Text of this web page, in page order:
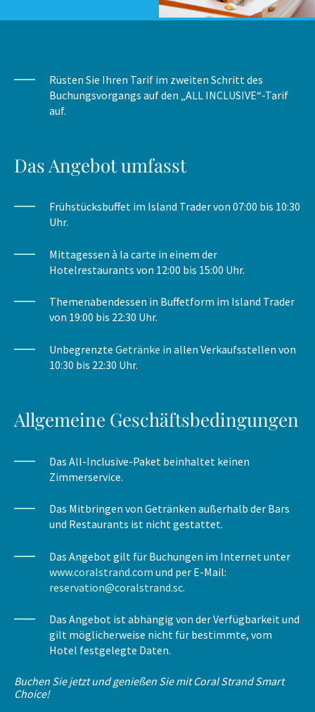
Rüsten Sie Ihren Tarif im zweiten Schritt des
Buchungsvorgangs auf den „ALL INCLUSIVE“-Tarif
auf.
Das Angebot umfasst
Frühstücksbuffet im Island Trader von 07:00 bis 10:30
Uhr.
Mittagessen à la carte in einem der
Hotelrestaurants von 12:00 bis 15:00 Uhr.
Themenabendessen in Buffetform im Island Trader
von 19:00 bis 22:30 Uhr.
UnbegrenzteGetränke in allen Verkaufsstellen von
10:30 bis 22:30 Uhr.
Allgemeine Geschäftsbedingungen
Das All-Inclusive-Paket beinhaltet keinen
Zimmerservice.
Das Mitbringen von Getränken außerhalb der Bars
und Restaurants ist nicht gestattet.
Das Angebot gilt für Buchungen im Internet unter
www.coralstrand.com und per E-Mail:
reservation@coralstrand.sc.
Das Angebot ist abhängig von der Verfügbarkeit und
gilt möglicherweise nicht für bestimmte, vom
Hotel festgelegte Daten.
Buchen Sie jetzt und genießen Sie mit Coral Strand Smart
Choice!